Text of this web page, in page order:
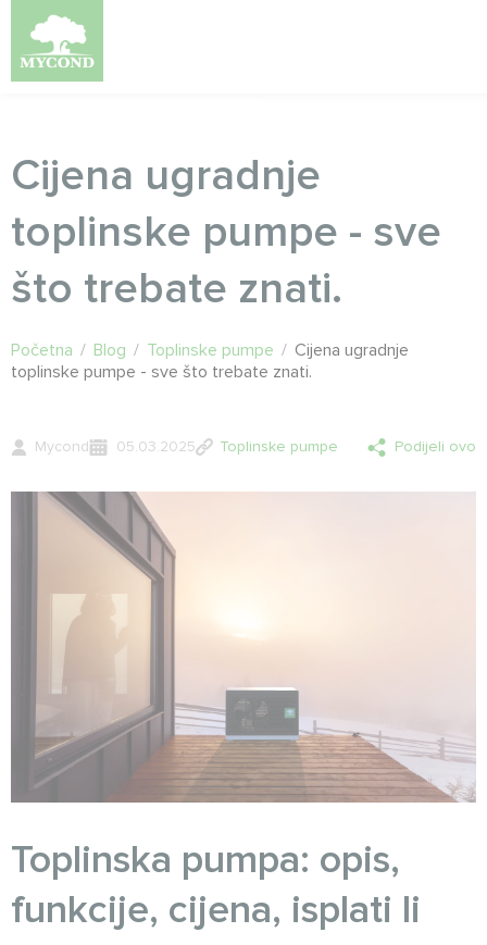
Cijena ugradnje
toplinske pumpe - sve
što trebate znati.
Početna / Blog / Toplinske pumpe / Cijena ugradnje
toplinske pumpe - sve što trebate znati.
Mycond 05.03.2025 Toplinske pumpe Podijeli ovo
Toplinska pumpa: opis,
funkcije, cijena, isplati li